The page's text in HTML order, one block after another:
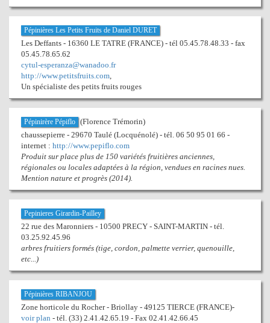
Pépinières Les Petits Fruits de Daniel DURET
Les Deffants - 16360 LE TATRE (FRANCE) - tél 05.45.78.48.33 - fax
05.45.78.65.62
cytul-esperanza@wanadoo.fr
http://www.petitsfruits.com,
Un spécialiste des petits fruits rouges
Pépinirère Pépiflo (Florence Trémorin)
chaussepierre - 29670 Taulé (Locquénolé) - tél. 06 50 95 01 66 -
internet : http://www.pepiflo.com
Produit sur place plus de 150 variétés fruitières anciennes,
régionales ou locales adaptées à la région, vendues en racines nues.
Mention nature et progrès (2014).
Pepinieres Girardin-Pailley
22 rue des Maronniers - 10500 PRECY - SAINT-MARTIN - tél.
03.25.92.45.96
arbres fruitiers formés (tige, cordon, palmette verrier, quenouille,
etc...)
Pépinières RIBANJOU
Zone horticole du Rocher - Briollay - 49125 TIERCE (FRANCE)-
voir plan - tél. (33) 2.41.42.65.19 - Fax 02.41.42.66.45